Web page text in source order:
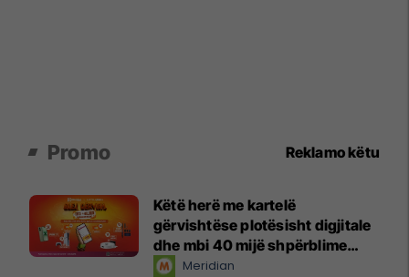
Promo Reklamo këtu
Këtë herë me kartelë
gërvishtëse plotësisht digjitale
dhe mbi 40 mijë shpërblime
instant!Meridian